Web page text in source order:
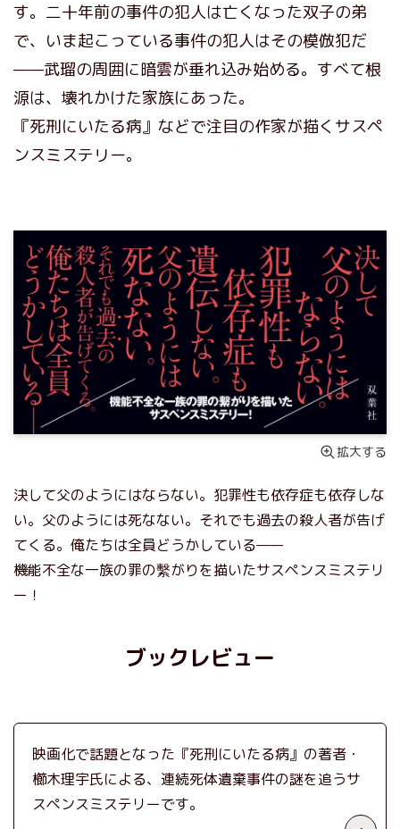
す。二十年前の事件の犯人は亡くなった双子の弟
で、いま起こっている事件の犯人はその模倣犯だ
——武瑠の周囲に暗雲が垂れ込み始める。すべて根
源は、壊れかけた家族にあった。
『死刑にいたる病』などで注目の作家が描くサスペ
ンスミステリー。
拡大する
決して父のようにはならない。犯罪性も依存症も依存しな
い。父のようには死なない。それでも過去の殺人者が告げ
てくる。俺たちは全員どうかしている——
機能不全な一族の罪の繫がりを描いたサスペンスミステリ
ー！
ブックレビュー
映画化で話題となった『死刑にいたる病』の著者・
櫛木理宇氏による、連続死体遺棄事件の謎を追うサ
スペンスミステリーです。